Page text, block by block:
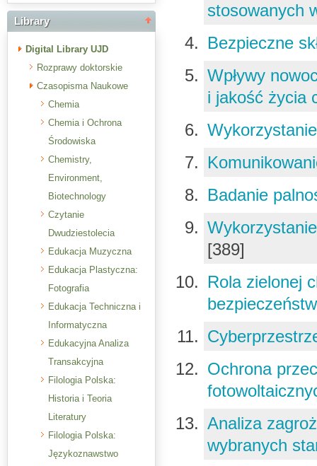
Library
Digital Library UJD
Rozprawy doktorskie
Czasopisma Naukowe
Chemia
Chemia i Ochrona
Środowiska
Chemistry,
Environment,
Biotechnology
Czytanie
Dwudziestolecia
Edukacja Muzyczna
Edukacja Plastyczna:
Fotografia
Edukacja Techniczna i
Informatyczna
Edukacyjna Analiza
Transakcyjna
Filologia Polska:
Historia i Teoria
Literatury
Filologia Polska:
Językoznawstwo
stosowanych
Bezpieczne
Wpływy
i jakość życia
Badanie
[389]
Rola zielonej
Ochrona
Analiza
wybranych